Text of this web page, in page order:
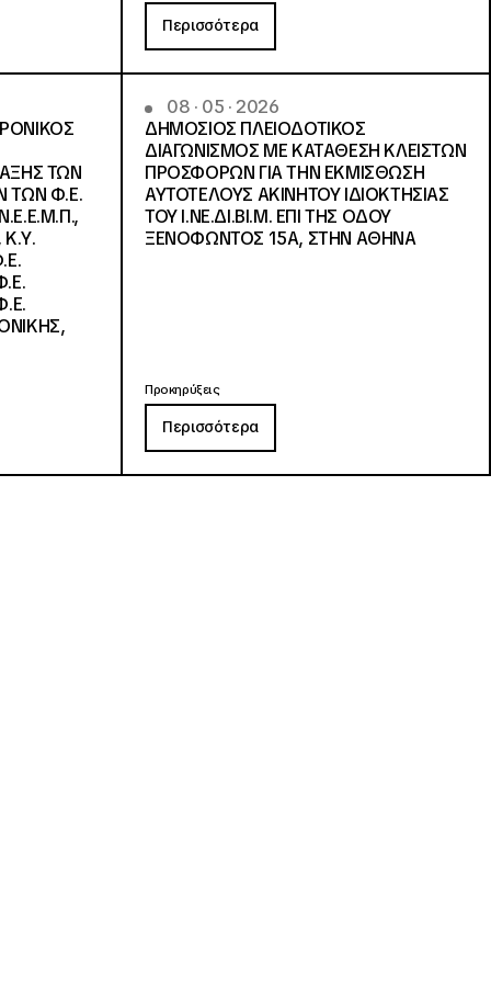
Περισσότερα
ΤΩΝ
ΤΩΝ Φ.Ε.
Κ.Υ.
08 · 05 · 2026
ΔΗΜΟΣΙΟΣ ΠΛΕΙΟΔΟΤΙΚΟΣ
ΔΙΑΓΩΝΙΣΜΟΣ ΜΕ ΚΑΤΑΘΕΣΗ ΚΛΕΙΣΤΩΝ
ΠΡΟΣΦΟΡΩΝ ΓΙΑ ΤΗΝ ΕΚΜΙΣΘΩΣΗ
ΑΥΤΟΤΕΛΟΥΣ ΑΚΙΝΗΤΟΥ ΙΔΙΟΚΤΗΣΙΑΣ
ΤΟΥ Ι.ΝΕ.ΔΙ.ΒΙ.Μ. ΕΠΙ ΤΗΣ ΟΔΟΥ
ΞΕΝΟΦΩΝΤΟΣ 15Α, ΣΤΗΝ ΑΘΗΝΑ
Προκηρύξεις
Περισσότερα